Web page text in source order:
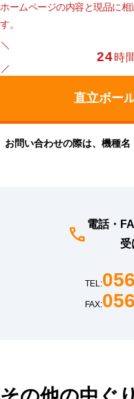
ホームページの内容と現品に
す。
24時
お問い合わせの際は、機種名
電話・
受
TEL:
FAX: